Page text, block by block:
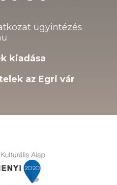
ügyintézés
kiadása
az Egri vár